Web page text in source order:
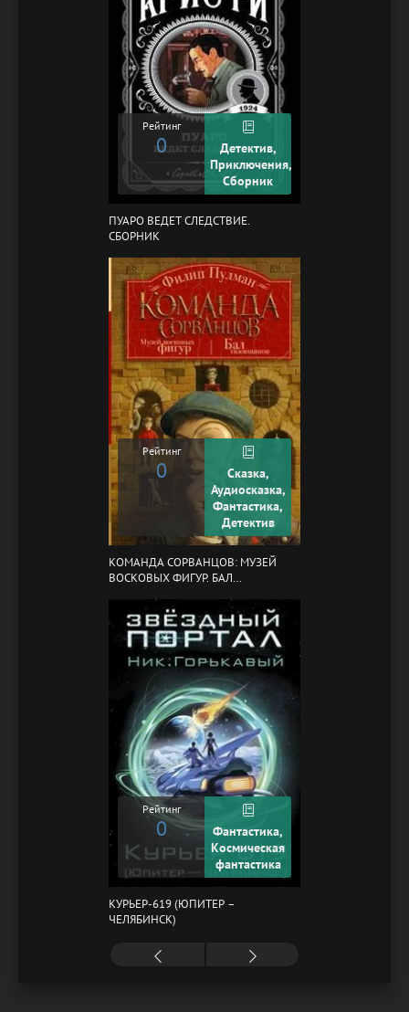
Рейтинг
0
Детектив,
Приключения,
Сборник
ПУАРО ВЕДЕТ СЛЕДСТВИЕ.
СБОРНИК
Рейтинг
0
Сказка,
Аудиосказка,
Фантастика,
Детектив
КОМАНДА СОРВАНЦОВ: МУЗЕЙ
ВОСКОВЫХ ФИГУР. БАЛ
Рейтинг
0
Фантастика,
Космическая
фантастика
КУРЬЕР-619 (ЮПИТЕР –
ЧЕЛЯБИНСК)